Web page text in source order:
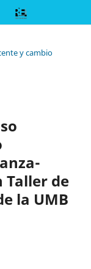
y cambio
Taller de
la UMB